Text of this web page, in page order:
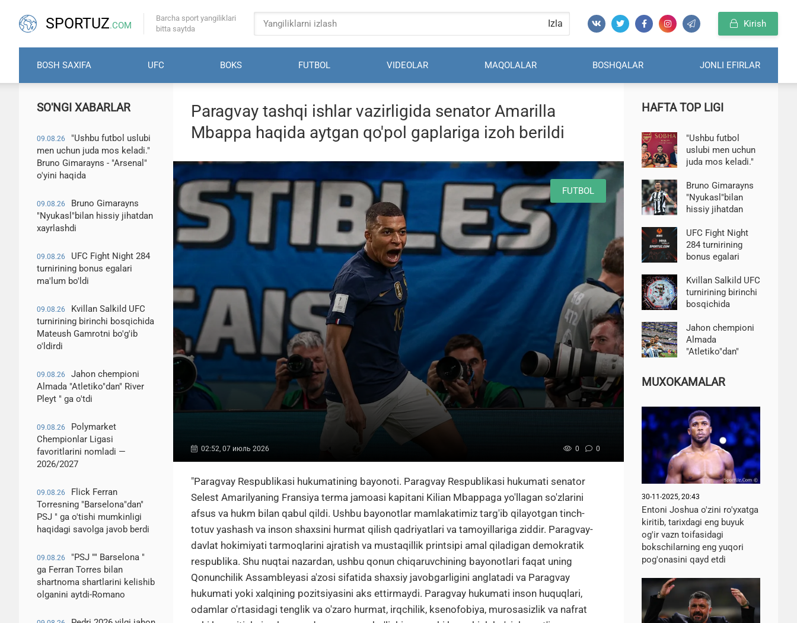
SPORTUZ.COM
Barcha sport yangiliklari
bitta saytda
Izla Kirish
BOSH SAXIFA UFC BOKS FUTBOL VIDEOLAR MAQOLALAR BOSHQALAR JONLI EFIRLAR
SO'NGI XABARLAR
09.08.26
"Ushbu futbol uslubi
men uchun juda mos keladi."
Bruno Gimarayns - "Arsenal"
o'yini haqida
09.08.26
Bruno Gimarayns
"Nyukasl"bilan hissiy jihatdan
xayrlashdi
09.08.26
UFC Fight Night 284
turnirining bonus egalari
ma'lum bo'ldi
09.08.26
Kvillan Salkild UFC
turnirining birinchi bosqichida
Mateush Gamrotni bo'g'ib
o'ldirdi
09.08.26
Jahon chempioni
Almada "Atletiko"dan" River
Pleyt " ga o'tdi
09.08.26
Polymarket
Chempionlar Ligasi
favoritlarini nomladi —
2026/2027
09.08.26
Flick Ferran
Torresning "Barselona"dan"
PSJ " ga o'tishi mumkinligi
haqidagi savolga javob berdi
09.08.26
"PSJ "" Barselona "
ga Ferran Torres bilan
shartnoma shartlarini kelishib
olganini aytdi-Romano
Paragvay tashqi ishlar vazirligida senator Amarilla
Mbappa haqida aytgan qo'pol gaplariga izoh berildi
FUTBOL
02:52, 07 июль 2026 0 0
"Paragvay Respublikasi hukumatining bayonoti. Paragvay Respublikasi hukumati senator
Selest Amarilyaning Fransiya terma jamoasi kapitani Kilian Mbappaga yo'llagan so'zlarini
afsus va hukm bilan qabul qildi. Ushbu bayonotlar mamlakatimiz targ'ib qilayotgan tinch-
totuv yashash va inson shaxsini hurmat qilish qadriyatlari va tamoyillariga ziddir. Paragvay-
davlat hokimiyati tarmoqlarini ajratish va mustaqillik printsipi amal qiladigan demokratik
respublika. Shu nuqtai nazardan, ushbu qonun chiqaruvchining bayonotlari faqat uning
Qonunchilik Assambleyasi a'zosi sifatida shaxsiy javobgarligini anglatadi va Paragvay
hukumati yoki xalqining pozitsiyasini aks ettirmaydi. Paragvay hukumati inson huquqlari,
odamlar o'rtasidagi tenglik va o'zaro hurmat, irqchilik, ksenofobiya, murosasizlik va nafrat
HAFTA TOP LIGI
"Ushbu futbol
uslubi men uchun
juda mos keladi."
"Arsenal" o'yini
haqida
Bruno Gimarayns
"Nyukasl"bilan
hissiy jihatdan
UFC Fight Night
284 turnirining
bonus egalari
Kvillan Salkild UFC
turnirining birinchi
bosqichida
bo'g'ib o'ldirdi
Jahon chempioni
Almada
"Atletiko"dan"
o'tdi
MUXOKAMALAR
30-11-2025, 20:43
Entoni Joshua o'zini ro'yxatga
kiritib, tarixdagi eng buyuk
og'ir vazn toifasidagi
bokschilarning eng yuqori
pog'onasini qayd etdi